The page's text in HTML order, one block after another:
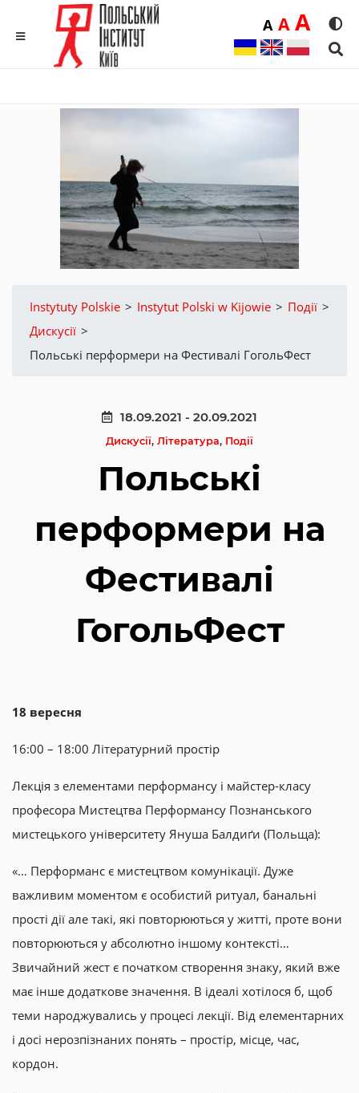
ADomyślna
AŚrednia
A
Instytuty Polskie > Instytut Polski w Kijowie > Події >
Дискусії >
Польські перформери на Фестивалі ГогольФест
18.09.2021 - 20.09.2021
Дискусії, Література, Події
Польські
перформери на
Фестивалі
ГогольФест
18 вересня
16:00 – 18:00 Літературний простір
Лекція з елементами перформансу і майстер-класу
професора Мистецтва Перформансу Познанського
мистецького університету Януша Балдиґи (Польща):
«… Перформанс є мистецтвом комунікації. Дуже
важливим моментом є особистий ритуал, банальні
прості дії але такі, які повторюються у житті, проте вони
повторюються у абсолютно іншому контексті…
Звичайний жест є початком створення знаку, який вже
має інше додаткове значення. В ідеалі хотілося б, щоб
теми народжувались у процесі лекції. Від елементарних
і досі нерозпізнаних понять – простір, місце, час,
кордон.